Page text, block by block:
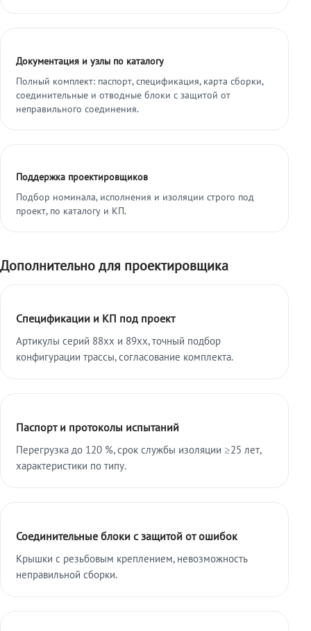
Документация и узлы по каталогу
Полный комплект: паспорт, спецификация, карта сборки,
соединительные и отводные блоки с защитой от
неправильного соединения.
Поддержка проектировщиков
Подбор номинала, исполнения и изоляции строго под
проект, по каталогу и КП.
Дополнительно для проектировщика
Спецификации и КП под проект
Артикулы серий 88xx и 89xx, точный подбор
конфигурации трассы, согласование комплекта.
Паспорт и протоколы испытаний
Перегрузка до 120 %, срок службы изоляции ≥25 лет,
характеристики по типу.
Соединительные блоки с защитой от ошибок
Крышки с резьбовым креплением, невозможность
неправильной сборки.